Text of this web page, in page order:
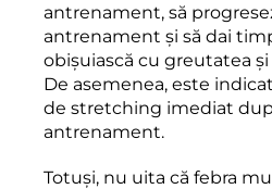
antrenament, să
antrenament și să dai
obișuiască cu greutatea
De asemenea, este
de stretching imediat
antrenament.
Totuși, nu uita că febra